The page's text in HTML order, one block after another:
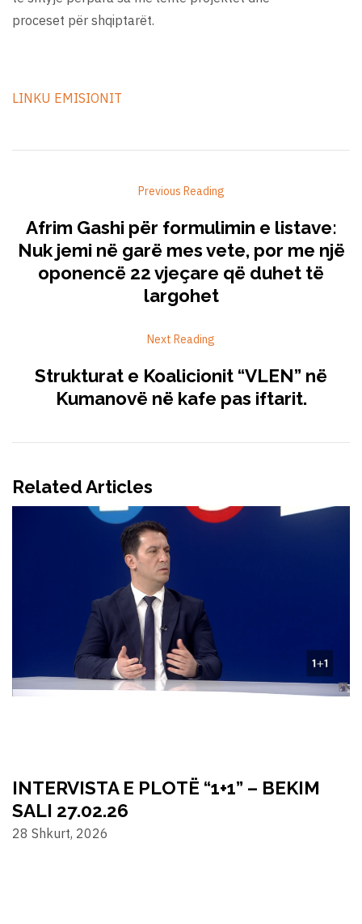
proceset për shqiptarët.
LINKU EMISIONIT
Previous Reading
Afrim Gashi për formulimin e listave:
Nuk jemi në garë mes vete, por me një
oponencë 22 vjeçare që duhet të
largohet
Next Reading
Strukturat e Koalicionit “VLEN” në
Kumanovë në kafe pas iftarit.
Related Articles
INTERVISTA E PLOTË “1+1” – BEKIM
SALI 27.02.26
28 Shkurt, 2026